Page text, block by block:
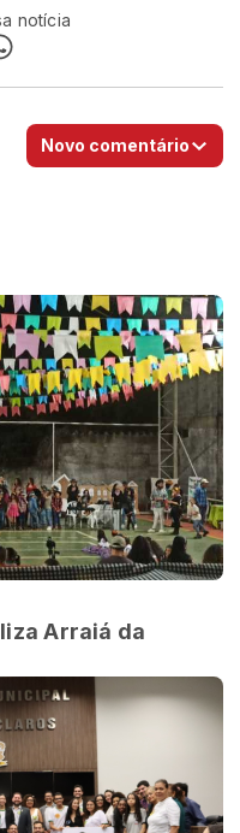
notícia
Novo comentário
Arraiá da